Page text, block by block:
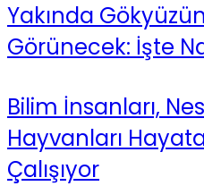
Yakında
Görünecek: İşte
Bilim İnsanları,
Hayvanları
Çalışıyor